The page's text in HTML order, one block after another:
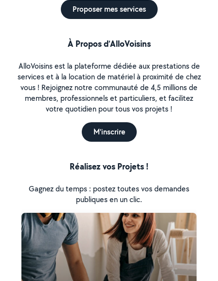
Proposer mes services
À Propos d’AlloVoisins
AlloVoisins est la plateforme dédiée aux prestations de
services et à la location de matériel à proximité de chez
vous ! Rejoignez notre communauté de 4,5 millions de
membres, professionnels et particuliers, et facilitez
votre quotidien pour tous vos projets !
M'inscrire
Réalisez vos Projets !
Gagnez du temps : postez toutes vos demandes
publiques en un clic.